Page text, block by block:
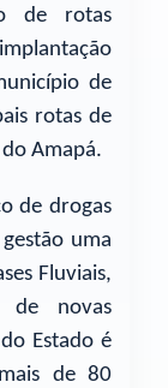
de rotas
de
rotas de
Amapá.
de drogas
uma
Fluviais,
de novas
Estado é
de 80